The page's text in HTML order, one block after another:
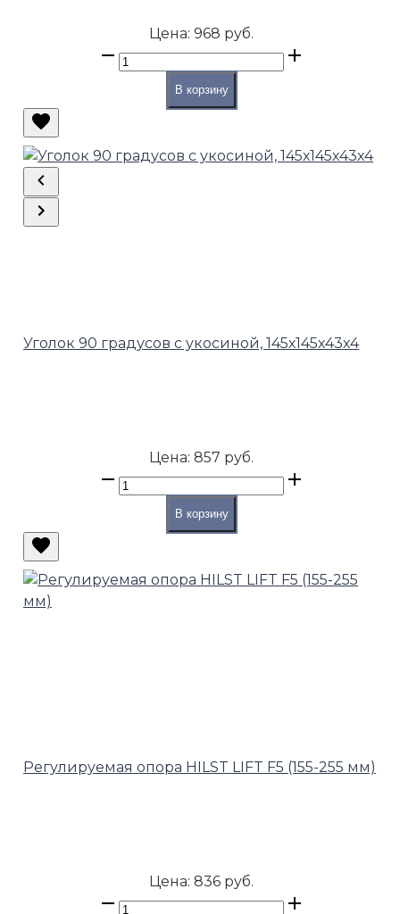
Цена: 968 руб.
В корзину
Уголок 90 градусов с укосиной, 145х145х43х4
Цена: 857 руб.
В корзину
Регулируемая опора HILST LIFT F5 (155-255 мм)
Цена: 836 руб.